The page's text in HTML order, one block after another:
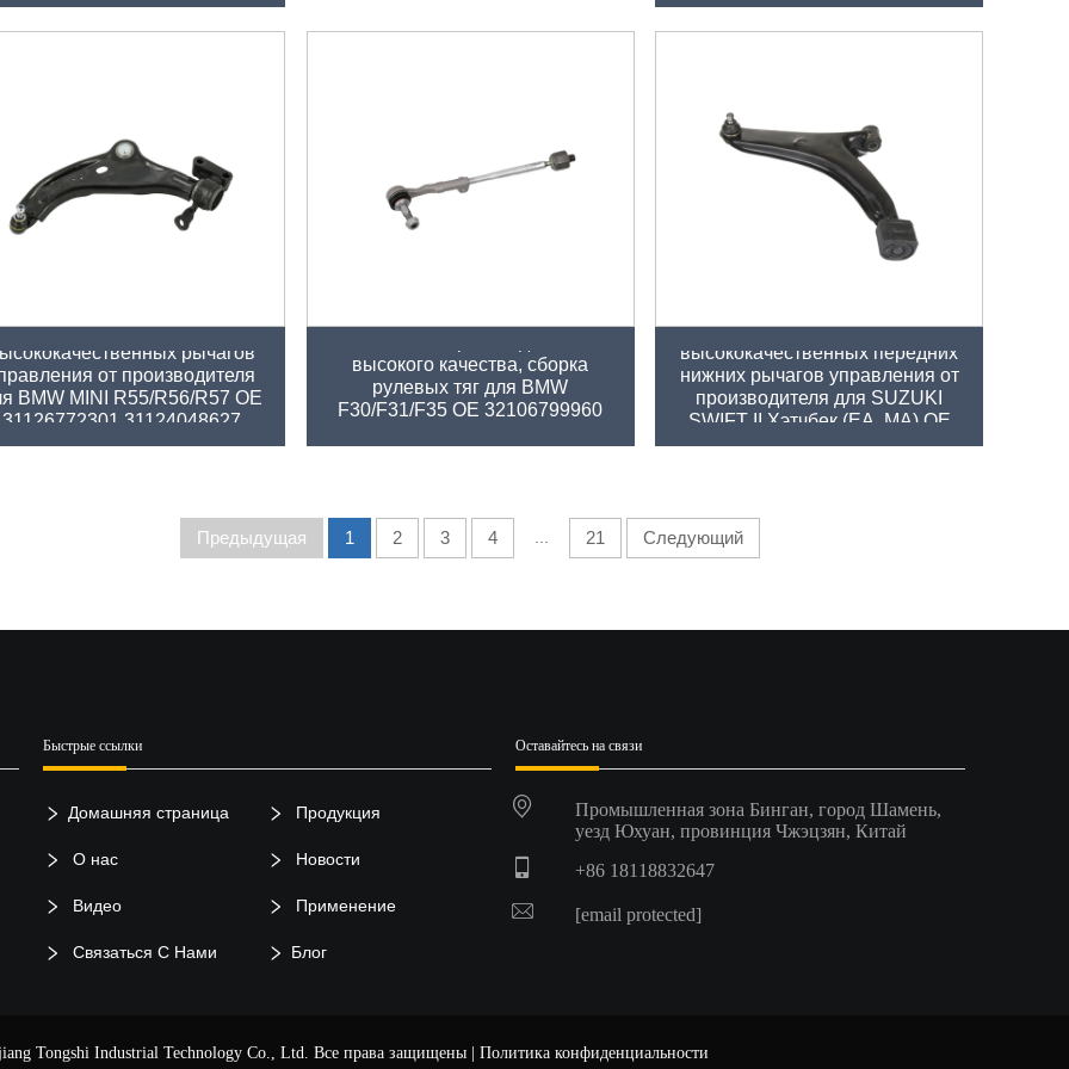
Оптовая продажа
рычагов
от производителя
BMW MINI R55/R56/R57 OE
31126772301 31124048627
4048627
высокого качества, сборка
рулевых тяг для BMW
F30/F31/F35 OE 32106799960
Оптовая продажа
высококачественных передних
нижних рычагов управления от
производителя для SUZUKI
SWIFT II Хэтчбек (EA, MA) OE
45200-60820 45202-50G10
Предыдущая 1 2 3 4 ... 21 Следующий
Быстрые ссылки
Домашняя страница Продукция
О нас Новости
Видео Применение
Связаться С Нами Блог
Оставайтесь на связи
Промышленная зона Бинган, город Шамень,
уезд Юхуан, провинция Чжэцзян, Китай
+86 18118832647
[email protected]
Tongshi Industrial Technology Co., Ltd. Все права защищены | Политика конфиденциальности